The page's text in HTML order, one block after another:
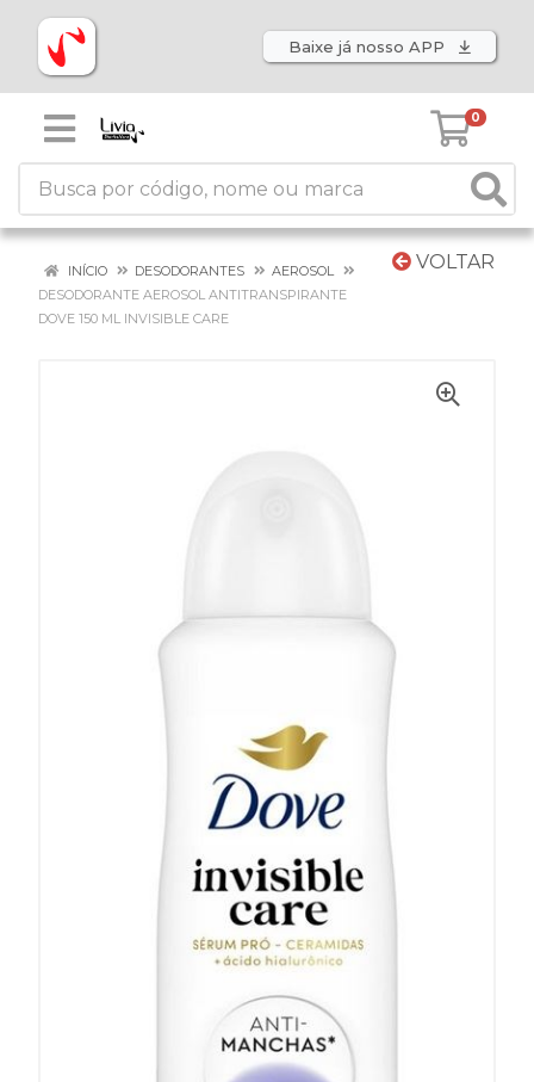
Baixe já nosso APP
0
VOLTAR
INÍCIO DESODORANTES
AEROSOL
DESODORANTE AEROSOL ANTITRANSPIRANTE
DOVE 150 ML INVISIBLE CARE